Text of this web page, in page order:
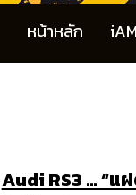
หน้าหลัก
Audi RS3 … “แ